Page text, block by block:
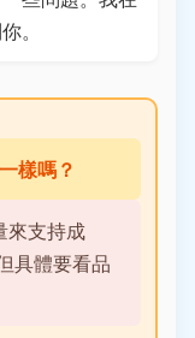
。
樣嗎？
來支持成
具體要看品